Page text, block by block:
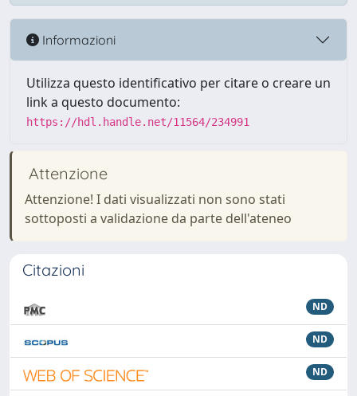
Informazioni
Utilizza questo identificativo per citare o creare un
link a questo documento:
https://hdl.handle.net/11564/234991
Attenzione
Attenzione! I dati visualizzati non sono stati
sottoposti a validazione da parte dell'ateneo
Citazioni
ND
ND
ND